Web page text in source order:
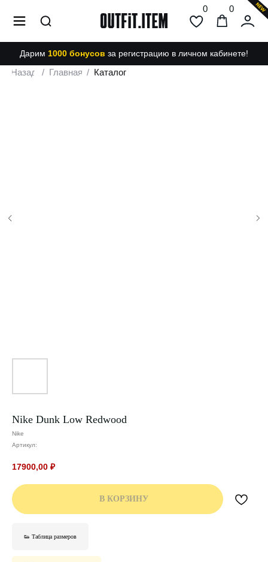
Назад Главная
/ Каталог
/
Nike Dunk Low Redwood
Nike
Артикул:
17900,00 ₽
В КОРЗИНУ
👟 Таблица размеров